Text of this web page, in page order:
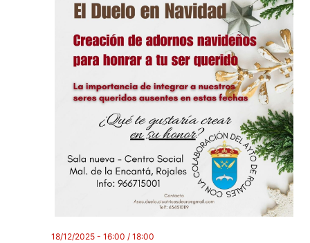
a
t
i
o
n
18/12/2025 - 16:00 / 18:00